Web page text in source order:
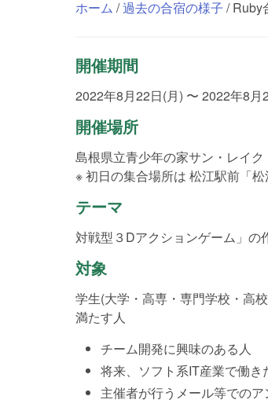
ホーム /過去の合宿の様子 / Ruby
開催期間
2022年8月22日(月) 〜 2022年8月
開催場所
島根県立青少年の家サン・レイク
※ 初日の集合場所は 松江駅前「松
テーマ
対戦型３Dアクションゲーム」の
対象
学生(大学・高専・専門学校・高
満たす人
チーム開発に興味のある人
将来、ソフト系IT産業で働き
主催者が行うメール等での